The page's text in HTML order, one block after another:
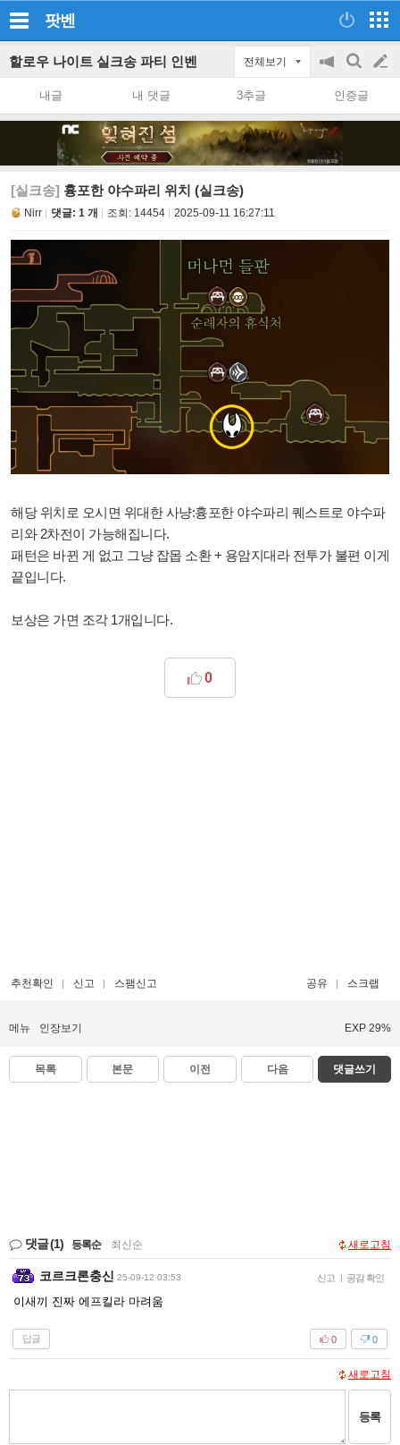
팟벤
할로우 나이트 실크송 파티 인벤 전체보기
공
on/off
검
색
글
쓰
내글 내 댓글 3추글 인증글
[실크송] 흉포한 야수파리 위치 (실크송)
Nirr 댓글: 1 개 조회: 14454 2025-09-11 16:27:11
해당 위치로 오시면 위대한 사냥:흉포한 야수파리 퀘스트로 야수파
리와 2차전이 가능해집니다.
패턴은 바뀐 게 없고 그냥 잡몹 소환 + 용암지대라 전투가 불편 이게
끝입니다.
보상은 가면 조각 1개입니다.
0
추천확인 신고 스팸신고 공유 스크랩
메뉴 인장보기 EXP 29%
목록 본문 이전 다음 댓글쓰기
댓글(1) 등록순 최신순 새로고침
코르크론충신 25-09-12 03:53 신고 | 공감 확인
이새끼 진짜 에프킬라 마려움
답글 0
0
새로고침
등록